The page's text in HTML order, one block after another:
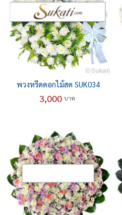
พวงหรีดดอกไม้สด SUK034
3,000 บาท